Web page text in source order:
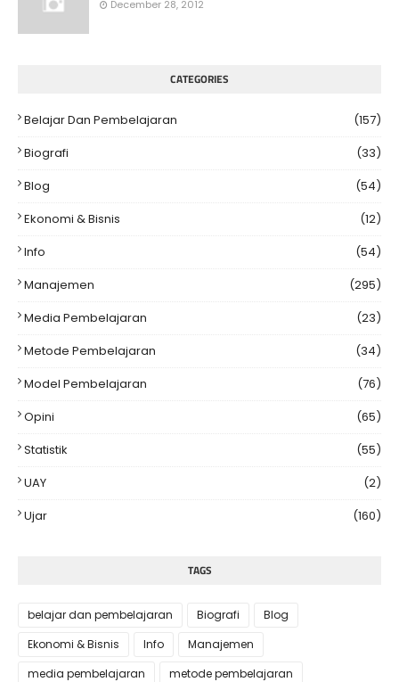
December 28, 2012
CATEGORIES
Belajar Dan Pembelajaran
(157)
Biografi
(33)
Blog
(54)
Ekonomi & Bisnis
(12)
Info
(54)
Manajemen
(295)
Media Pembelajaran
(23)
Metode Pembelajaran
(34)
Model Pembelajaran
(76)
Opini
(65)
Statistik
(55)
UAY
(2)
Ujar
(160)
TAGS
belajar dan pembelajaran Biografi
Blog
Ekonomi & Bisnis
Info
Manajemen
media pembelajaran
metode pembelajaran